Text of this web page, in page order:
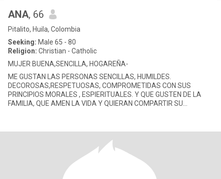
ANA, 66
Pitalito, Huila, Colombia
Seeking: Male 65 - 80
Religion: Christian - Catholic
MUJER BUENA,SENCILLA, HOGAREÑA-
ME GUSTAN LAS PERSONAS SENCILLAS, HUMILDES.
DECOROSAS,RESPETUOSAS, COMPROMETIDAS CON SUS
PRINCIPIOS MORALES , ESPIERITUALES. Y QUE GUSTEN DE LA
FAMILIA, QUE AMEN LA VIDA Y QUIERAN COMPARTIR SU